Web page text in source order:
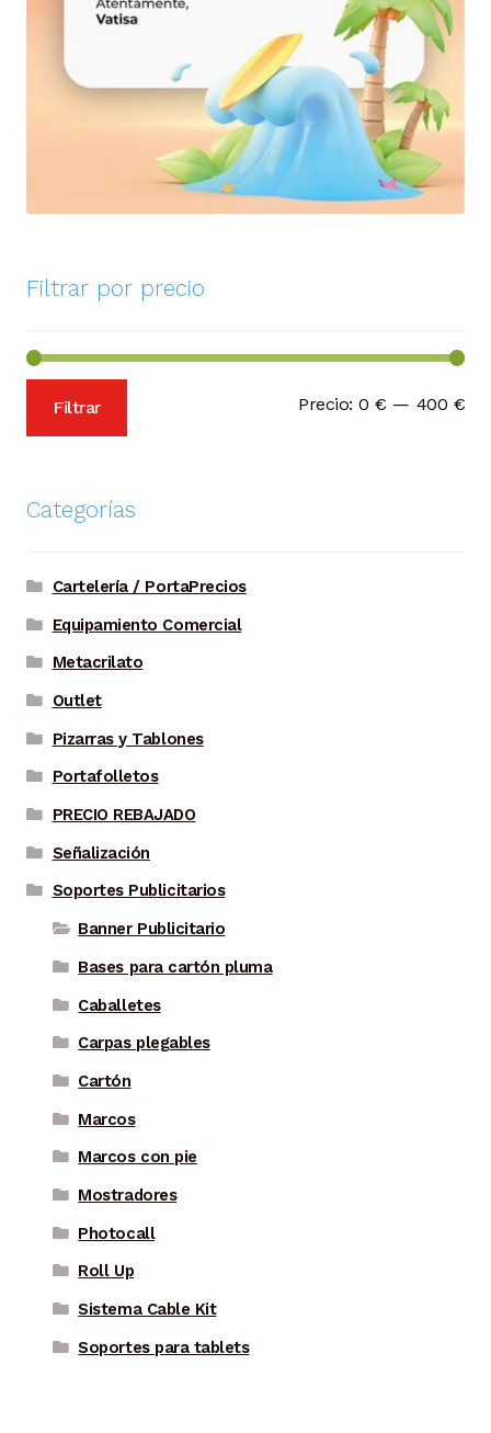
Filtrar por precio
Filtrar Precio:0 € — 400 €
Categorías
Cartelería / PortaPrecios
Equipamiento Comercial
Metacrilato
Outlet
Pizarras y Tablones
Portafolletos
PRECIO REBAJADO
Señalización
Soportes Publicitarios
Banner Publicitario
Bases para cartón pluma
Caballetes
Carpas plegables
Cartón
Marcos
Marcos con pie
Mostradores
Photocall
Roll Up
Sistema Cable Kit
Soportes para tablets